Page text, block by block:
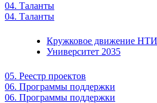
04. Таланты
04. Таланты
Кружковое движение НТИ
Университет 2035
05. Реестр проектов
06. Программы поддержки
06. Программы поддержки